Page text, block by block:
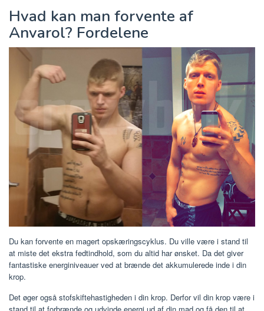
Hvad kan man forvente af
Anvarol? Fordelene
Du kan forvente en magert opskæringscyklus. Du ville være i stand til
at miste det ekstra fedtindhold, som du altid har ønsket. Da det giver
fantastiske energiniveauer ved at brænde det akkumulerede inde i din
krop.
Det øger også stofskiftehastigheden i din krop. Derfor vil din krop være i